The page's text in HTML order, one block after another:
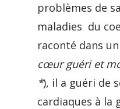
problèmes de
maladies du
raconté dans
cœur guéri et
*), il a guéri de
cardiaques à la